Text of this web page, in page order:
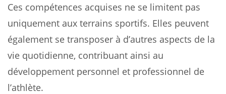
Ces compétences acquises ne se limitent pas
uniquement aux terrains sportifs. Elles peuvent
également se transposer à d’autres aspects de la
vie quotidienne, contribuant ainsi au
développement personnel et professionnel de
l’athlète.